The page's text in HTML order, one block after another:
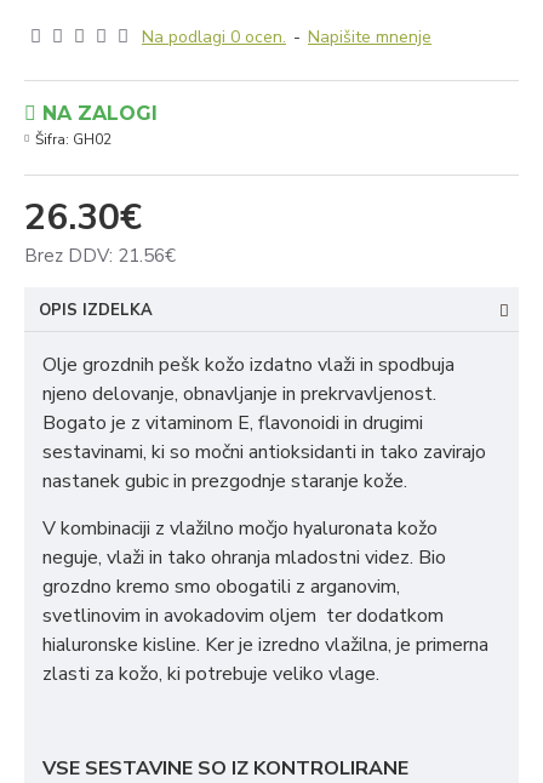
Na podlagi 0 ocen. - Napišite mnenje
26.30€
Brez DDV: 21.56€
NA ZALOGI
Šifra: GH02
OPIS IZDELKA
Olje grozdnih pešk kožo izdatno vlaži in spodbuja
njeno delovanje, obnavljanje in prekrvavljenost.
Bogato je z vitaminom E, flavonoidi in drugimi
sestavinami, ki so močni antioksidanti in tako zavirajo
nastanek gubic in prezgodnje staranje kože.
V kombinaciji z vlažilno močjo hyaluronata kožo
neguje, vlaži in tako ohranja mladostni videz. Bio
grozdno kremo smo obogatili z arganovim,
svetlinovim in avokadovim oljem ter dodatkom
hialuronske kisline. Ker je izredno vlažilna, je primerna
zlasti za kožo, ki potrebuje veliko vlage.
VSE SESTAVINE SO IZ KONTROLIRANE